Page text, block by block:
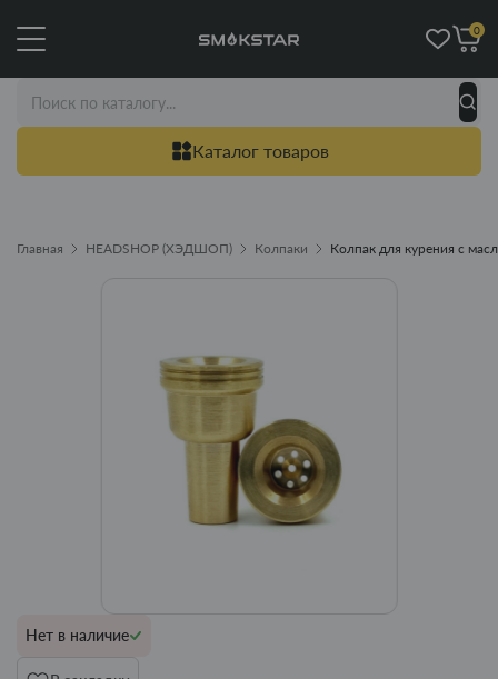
Каталог товаров
0
Главная HEADSHOP (ХЭДШОП) Колпаки Колпак для курения с
Нет в наличие